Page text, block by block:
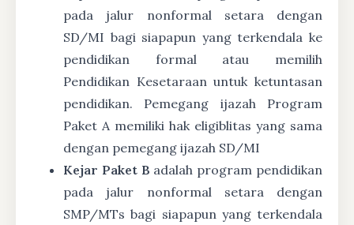
pada jalur nonformal setara dengan
SD/MI bagi siapapun yang terkendala ke
pendidikan formal atau memilih
Pendidikan Kesetaraan untuk ketuntasan
pendidikan. Pemegang ijazah Program
Paket A memiliki hak eligiblitas yang sama
dengan pemegang ijazah SD/MI
Kejar Paket B adalah program pendidikan
pada jalur nonformal setara dengan
SMP/MTs bagi siapapun yang terkendala